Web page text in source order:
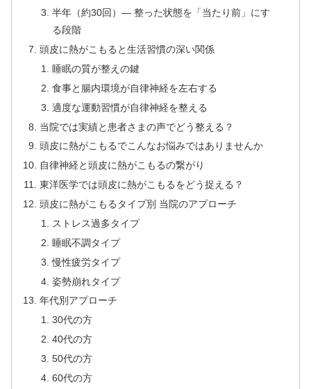
半年（約30回）— 整った状態を「当たり前」にす
る段階
頭皮に熱がこもると生活習慣の深い関係
睡眠の質が整えの鍵
食事と腸内環境が自律神経を左右する
適度な運動習慣が自律神経を整える
当院では実績と患者さまの声でどう整える？
頭皮に熱がこもるでこんなお悩みではありませんか
自律神経と頭皮に熱がこもるの繋がり
東洋医学では頭皮に熱がこもるをどう捉える？
頭皮に熱がこもるタイプ別 当院のアプローチ
ストレス過多タイプ
睡眠不調タイプ
慢性疲労タイプ
姿勢崩れタイプ
年代別アプローチ
30代の方
40代の方
50代の方
60代の方